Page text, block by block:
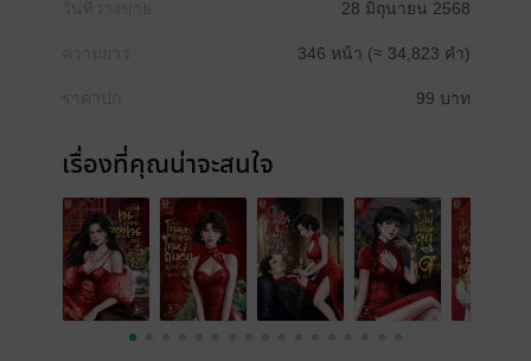
28 มิถุนายน 2568
346 หน้า (≈ 34,823 คำ)
99 บาท
เรื่องที่คุณน่าจะสนใจ